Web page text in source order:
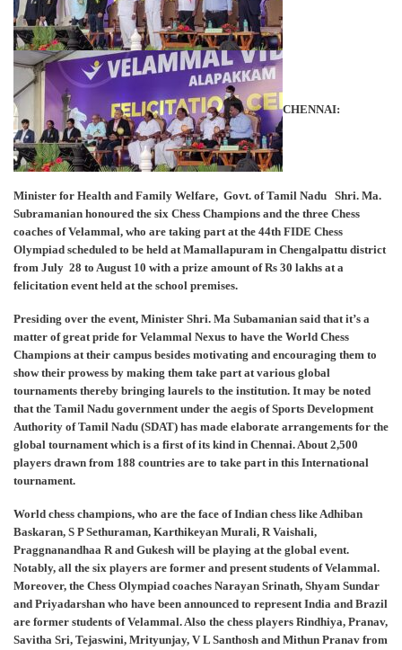
CHENNAI:
Minister for Health and Family Welfare, Govt. of Tamil Nadu Shri. Ma.
Subramanian honoured the six Chess Champions and the three Chess
coaches of Velammal, who are taking part at the 44th FIDE Chess
Olympiad scheduled to be held at Mamallapuram in Chengalpattu district
from July 28 to August 10 with a prize amount of Rs 30 lakhs at a
felicitation event held at the school premises.
Presiding over the event, Minister Shri. Ma Subamanian said that it’s a
matter of great pride for Velammal Nexus to have the World Chess
Champions at their campus besides motivating and encouraging them to
show their prowess by making them take part at various global
tournaments thereby bringing laurels to the institution. It may be noted
that the Tamil Nadu government under the aegis of Sports Development
Authority of Tamil Nadu (SDAT) has made elaborate arrangements for the
global tournament which is a first of its kind in Chennai. About 2,500
players drawn from 188 countries are to take part in this International
tournament.
World chess champions, who are the face of Indian chess like Adhiban
Baskaran, S P Sethuraman, Karthikeyan Murali, R Vaishali,
Praggnanandhaa R and Gukesh will be playing at the global event.
Notably, all the six players are former and present students of Velammal.
Moreover, the Chess Olympiad coaches Narayan Srinath, Shyam Sundar
and Priyadarshan who have been announced to represent India and Brazil
are former students of Velammal. Also the chess players Rindhiya, Pranav,
Savitha Sri, Tejaswini, Mrityunjay, V L Santhosh and Mithun Pranav from